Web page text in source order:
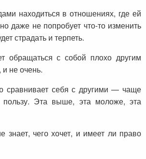
находиться в отношениях, где ей
даже не попробует что-то изменить
страдать и терпеть.
обращаться с собой плохо другим
не очень.
сравнивает себя с другими — чаще
Эта выше, эта моложе, эта
чего хочет, и имеет ли право